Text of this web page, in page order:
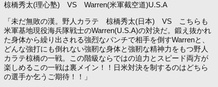
椋橋秀太(理心塾) VS Warren(米軍截空道)U.S.A
「未だ無敗の漢。野人カラテ 椋橋秀太(日本) VS こちらも
米軍基地現役海兵隊戦士のWarren(U.S.A)の対決だ。鍛え抜かれ
た身体から繰り出される強烈なパンチで相手を倒すWarrenと、
どんな強打にも倒れない強靭な身体と強靭な精神力をもつ野人
カラテ椋橋の一戦。この階級ならではの迫力とスピード両方が
楽しめるこの一戦は裏メイン！！日米対決を制するのはどちら
の選手か乞うご期待！！」